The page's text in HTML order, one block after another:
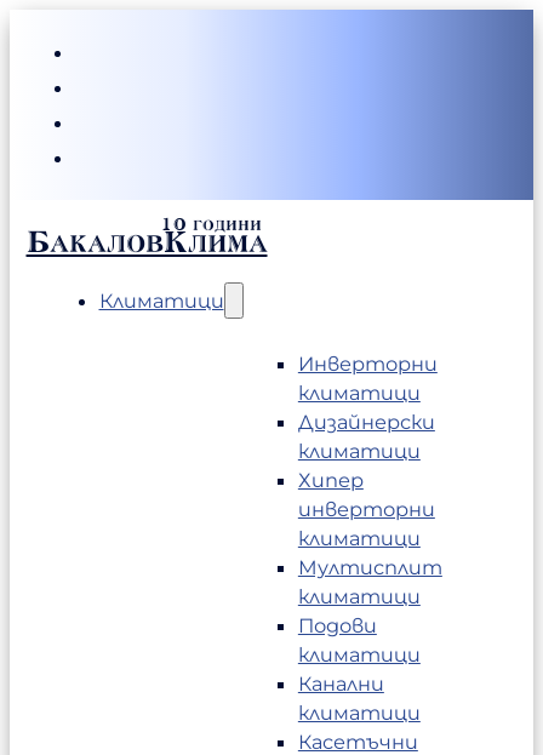
БакаловКлима
Климатици
Инверторни
климатици
Дизайнерски
климатици
Хипер
инверторни
климатици
Мултисплит
климатици
Подови
климатици
Канални
климатици
Касетъчни